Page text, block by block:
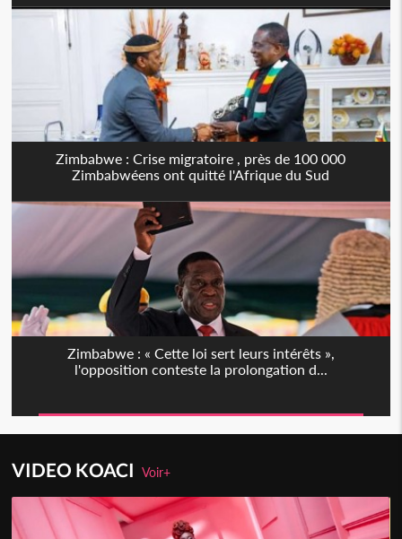
Zimbabwe : Crise migratoire , près de 100 000
Zimbabwéens ont quitté l'Afrique du Sud
Zimbabwe : « Cette loi sert leurs intérêts »,
l'opposition conteste la prolongation d...
VIDEO KOACIVoir+